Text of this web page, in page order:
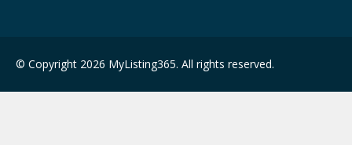
© Copyright 2026 MyListing365. All rights reserved.